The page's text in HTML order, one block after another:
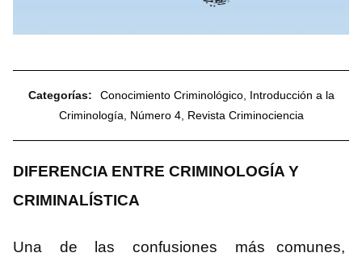
Categorías: Conocimiento Criminológico, Introducción a la
Criminología, Número 4, Revista Criminociencia
DIFERENCIA ENTRE CRIMINOLOGÍA Y
CRIMINALÍSTICA
Una de las confusiones más comunes,